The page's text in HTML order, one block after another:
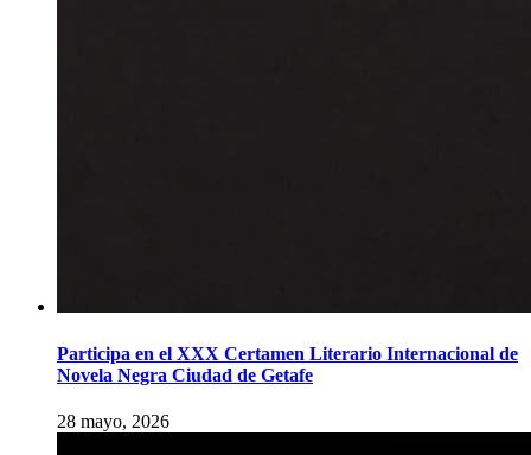
Participa en el XXX Certamen Literario Internacional de
Novela Negra Ciudad de Getafe
28 mayo, 2026